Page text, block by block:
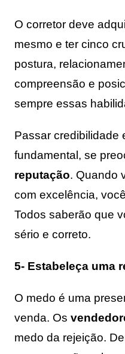
O corretor deve
mesmo e ter cinco
postura,
compreensão e
sempre essas
Passar credibilidade
fundamental, se
reputação. Quando
com excelência,
Todos saberão que
sério e correto.
5- Estabeleça uma
O medo é uma
venda. Os
medo da rejeição.